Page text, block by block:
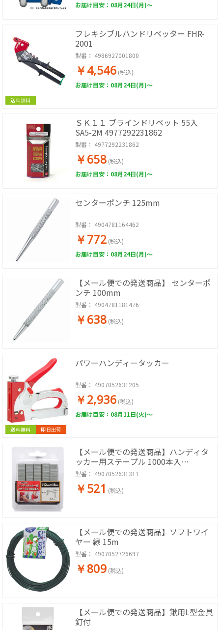
お届け目安：08月24日(月)～
送料無料
フレキシブルハンドリベッター FHR-
2001
型番： 4986927001800
￥4,546 (税込)
お届け目安：08月24日(月)～
ＳＫ１１ ブラインドリベット 55入
SA5-2M 4977292231862
型番： 4977292231862
￥658 (税込)
お届け目安：08月24日(月)～
センターポンチ 125mm
型番： 4904781164462
￥772 (税込)
お届け目安：08月24日(月)～
【メール便での発送商品】 センターポ
ンチ 100mm
型番： 4904781181476
￥638 (税込)
送料無料 即日出荷
パワーハンディータッカー
型番： 4907052631205
￥2,936 (税込)
お届け目安：08月11日(火)～
【メール便での発送商品】ハンディタ
ッカー用ステープル 1000本入
12mm×6mm
型番： 4907052631311
￥521 (税込)
【メール便での発送商品】ソフトワイ
ヤー 緑 15m
型番： 4907052726697
￥809 (税込)
【メール便での発送商品】鍬用L型金具
釘付